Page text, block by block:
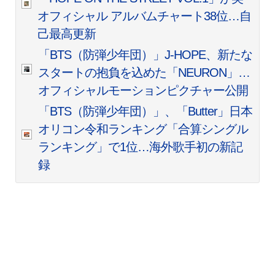
オフィシャル アルバムチャート38位…自
己最高更新
「BTS（防弾少年団）」J-HOPE、新たな
スタートの抱負を込めた「NEURON」…
オフィシャルモーションピクチャー公開
「BTS（防弾少年団）」、「Butter」日本
オリコン令和ランキング「合算シングル
ランキング」で1位…海外歌手初の新記
録